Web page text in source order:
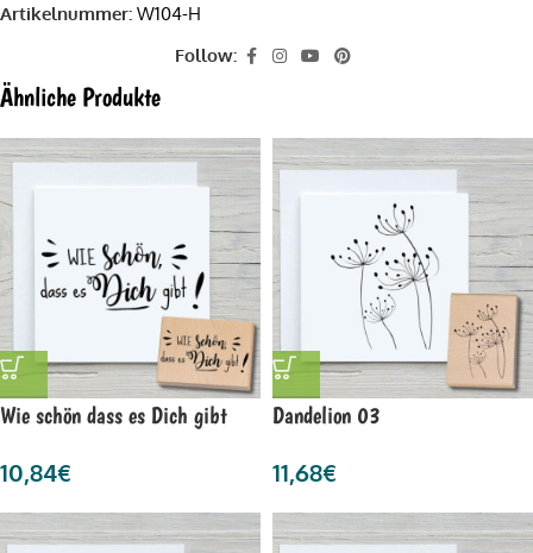
Artikelnummer: W104-H
Follow:
Ähnliche Produkte
Wie schön dass es Dich gibt
10,84€
Dandelion 03
11,68€